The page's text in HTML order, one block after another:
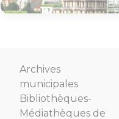
Archives
municipales
Bibliothèques-
Médiathèques de